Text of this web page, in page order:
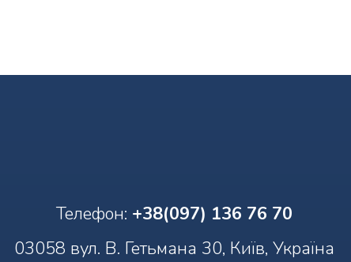
Телефон: +38(097) 136 76 70
03058 вул. В. Гетьмана 30, Київ, Україна